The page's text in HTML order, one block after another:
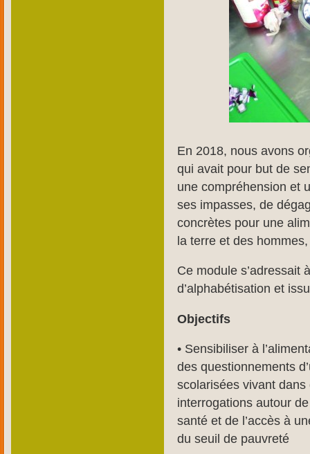
En 2018, nous avons
qui avait pour but de
une compréhension et
ses impasses, de
concrètes pour une
la terre et des
Ce module s’adressait
d’alphabétisation et
Objectifs
• Sensibiliser à
des questionnements
scolarisées vivant
interrogations autour
santé et de l’accès à
du seuil de pauvreté